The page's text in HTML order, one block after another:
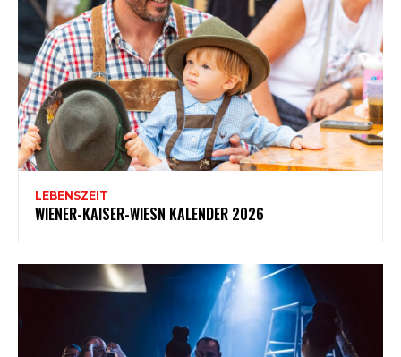
LEBENSZEIT
WIENER-KAISER-WIESN KALENDER 2026